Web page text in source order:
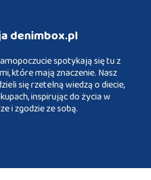
denimbox.pl
spotykają się tu z
które mają znaczenie. Nasz
się rzetelną wiedzą o diecie,
inspirując do życia w
i zgodzie ze sobą.